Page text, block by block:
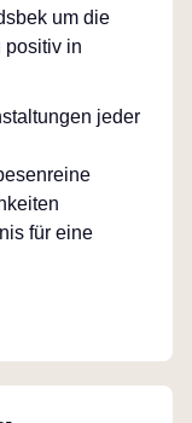
um die
positiv in
jeder
für eine